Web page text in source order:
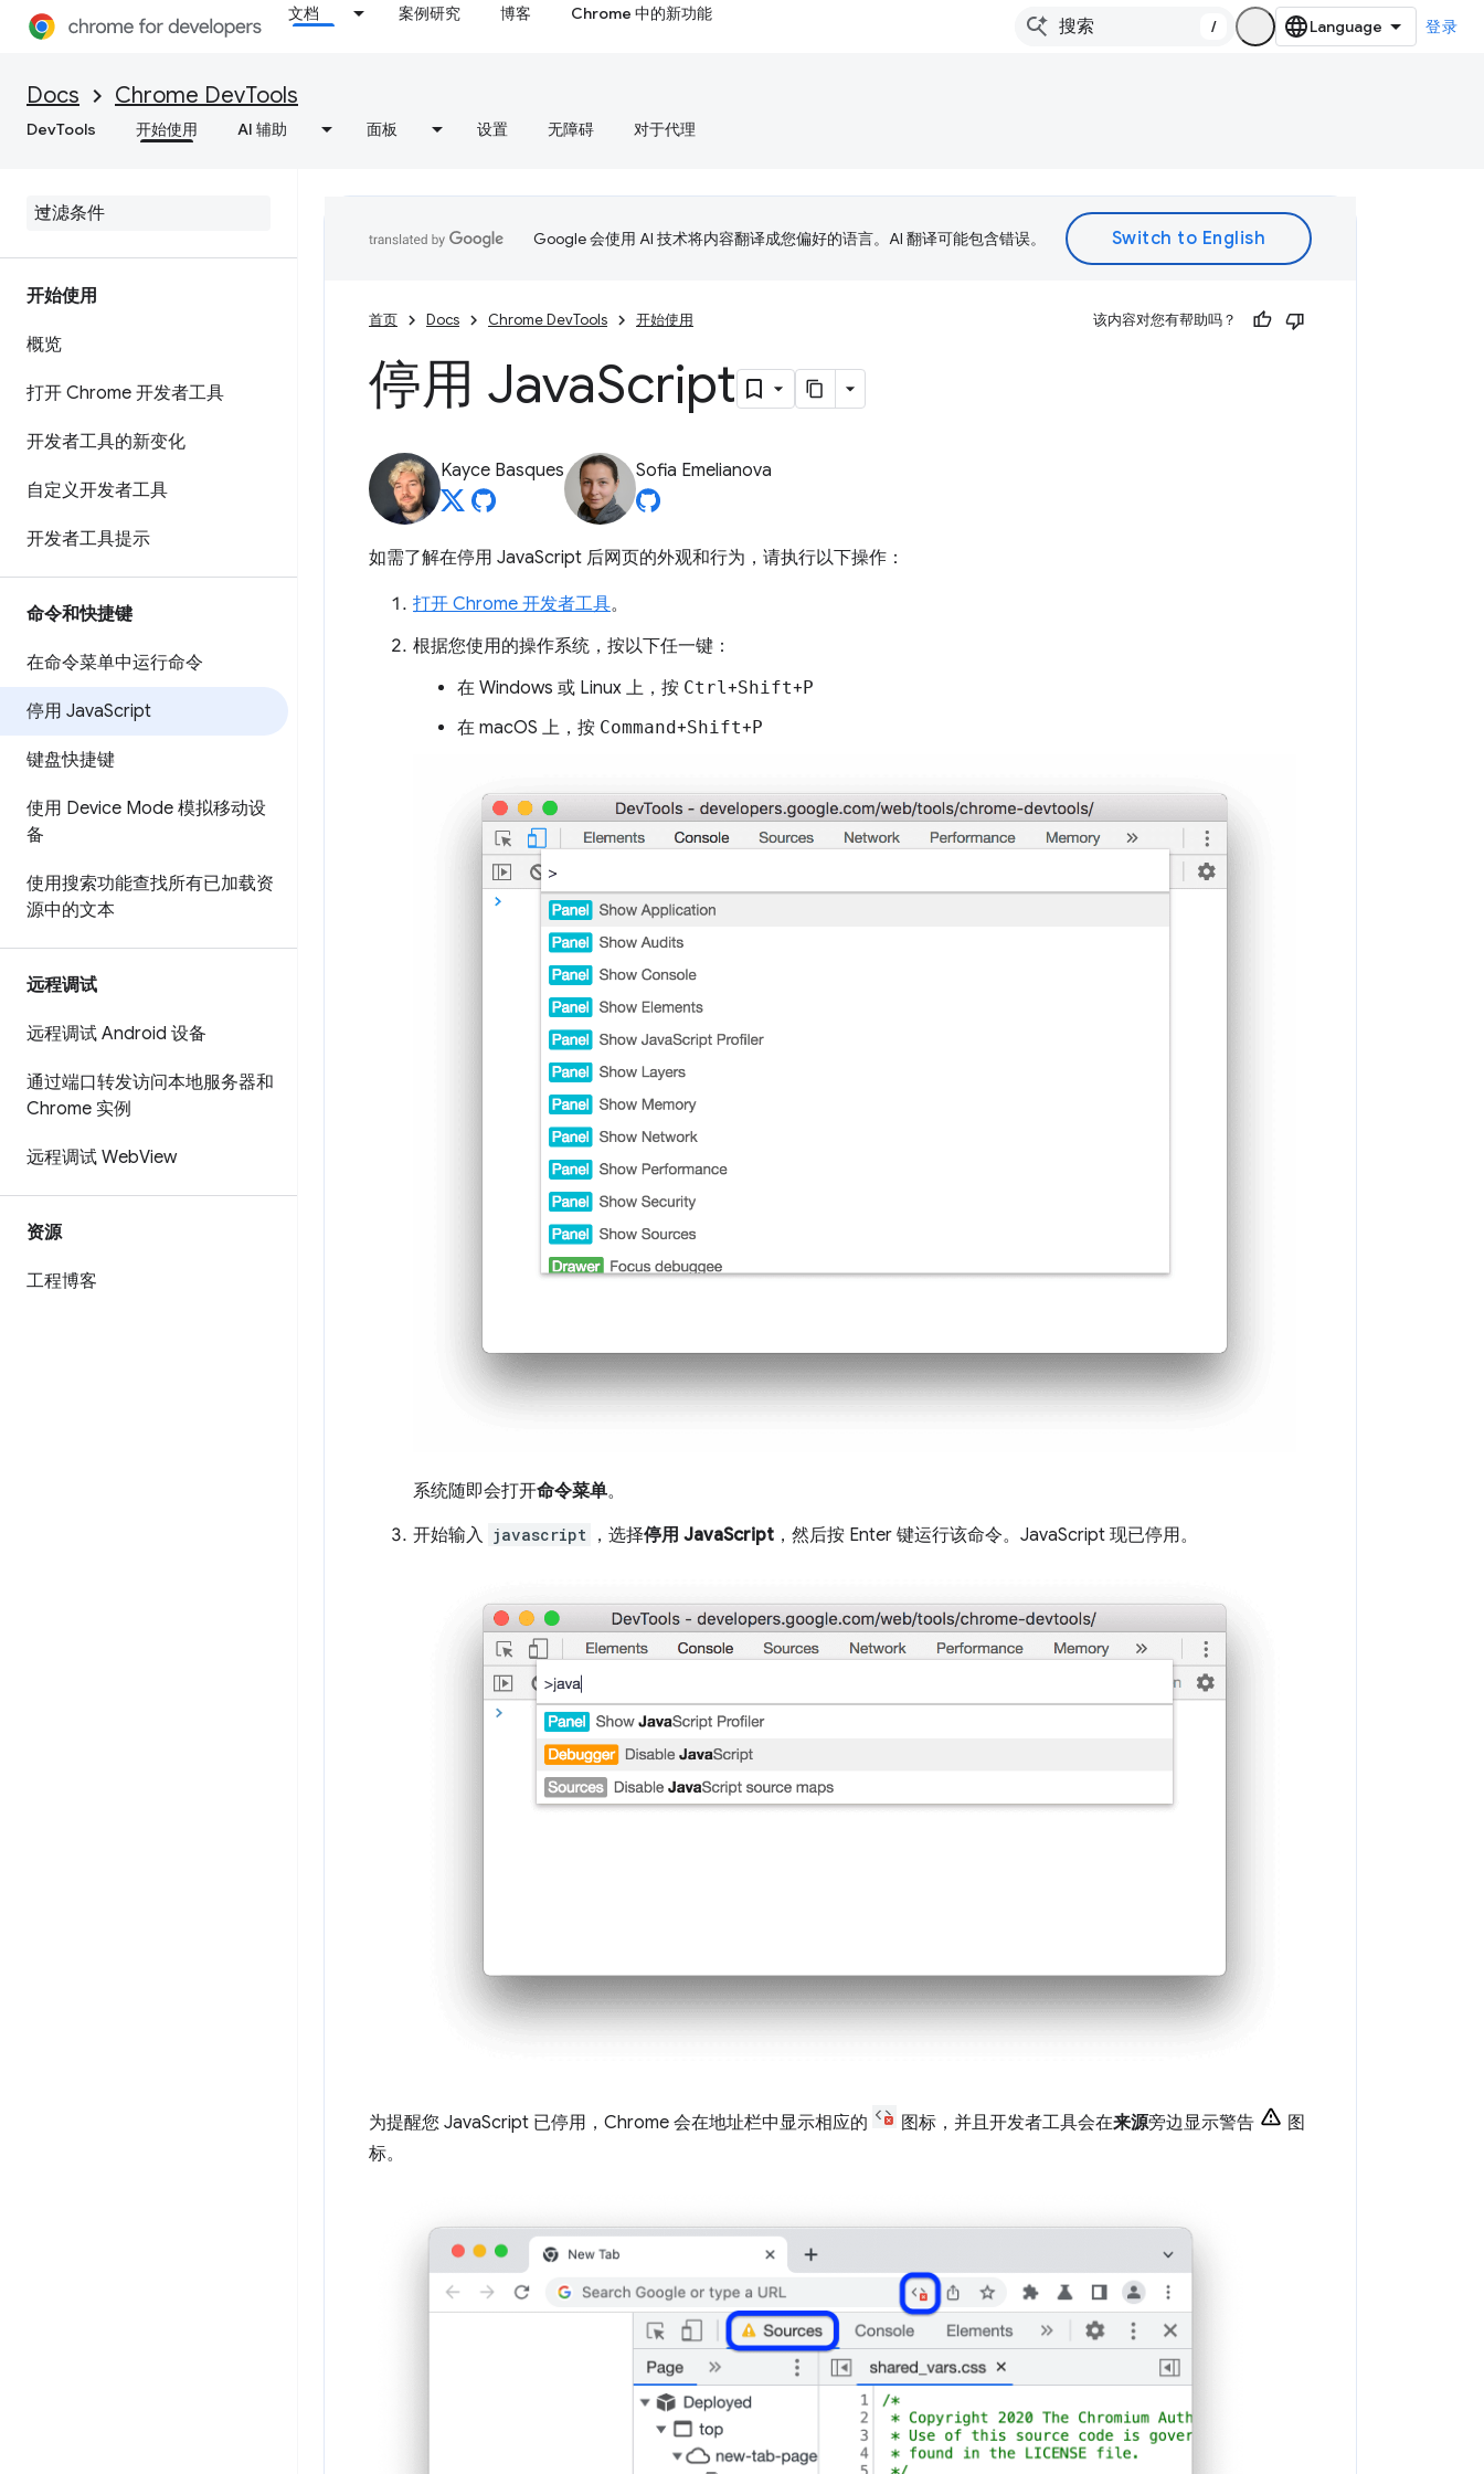
文档 案例研究 博客 Chrome 中的新功能
/ 登录
Docs Chrome DevTools
DevTools 开始使用 AI 辅助 面板 设置 无障碍 对于代理
开始使用
概览
打开 Chrome 开发者工具
开发者工具的新变化
自定义开发者工具
开发者工具提示
命令和快捷键
在命令菜单中运行命令
停用 JavaScript
键盘快捷键
使用 Device Mode 模拟移动设
备
使用搜索功能查找所有已加载资
源中的文本
远程调试
远程调试 Android 设备
通过端口转发访问本地服务器和
Chrome 实例
远程调试 WebView
资源
工程博客
Google 会使用 AI 技术将内容翻译成您偏好的语言。AI 翻译可能包含错误。
首页 Docs Chrome DevTools 开始使用 该内容对您有帮助吗？
停用 JavaScript
Kayce Basques Sofia Emelianova
如需了解在停用 JavaScript 后网页的外观和行为，请执行以下操作：
打开 Chrome 开发者工具。
根据您使用的操作系统，按以下任一键：
在 Windows 或 Linux 上，按 Ctrl+Shift+P
在 macOS 上，按 Command+Shift+P
系统随即会打开命令菜单。
开始输入 javascript ，选择停用 JavaScript ，然后按 Enter 键运行该命令。JavaScript 现已停用。
为提醒您 JavaScript 已停用，Chrome 会在地址栏中显示相应的 图标，并且开发者工具会在来源旁边显示警告
图
标。